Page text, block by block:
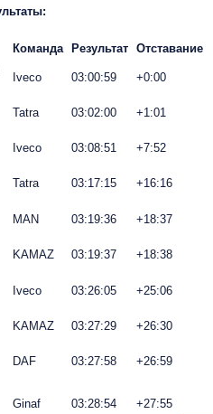
Команда Результат Отставание
Iveco 03:00:59 +0:00
Tatra 03:02:00 +1:01
Iveco 03:08:51 +7:52
Tatra 03:17:15 +16:16
MAN 03:19:36 +18:37
KAMAZ 03:19:37 +18:38
Iveco 03:26:05 +25:06
KAMAZ 03:27:29 +26:30
DAF 03:27:58 +26:59
Ginaf 03:28:54 +27:55